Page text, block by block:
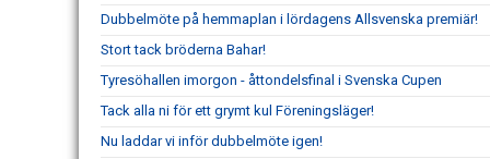
Dubbelmöte på hemmaplan i lördagens Allsvenska premiär!
Stort tack bröderna Bahar!
Tyresöhallen imorgon - åttondelsfinal i Svenska Cupen
Tack alla ni för ett grymt kul Föreningsläger!
Nu laddar vi inför dubbelmöte igen!